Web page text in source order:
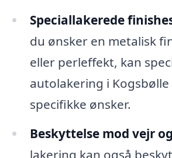
Speciallakerede
du ønsker en metalisk
eller perleffekt, kan
autolakering i
specifikke ønsker.
Beskyttelse mod vejr
lakering kan også